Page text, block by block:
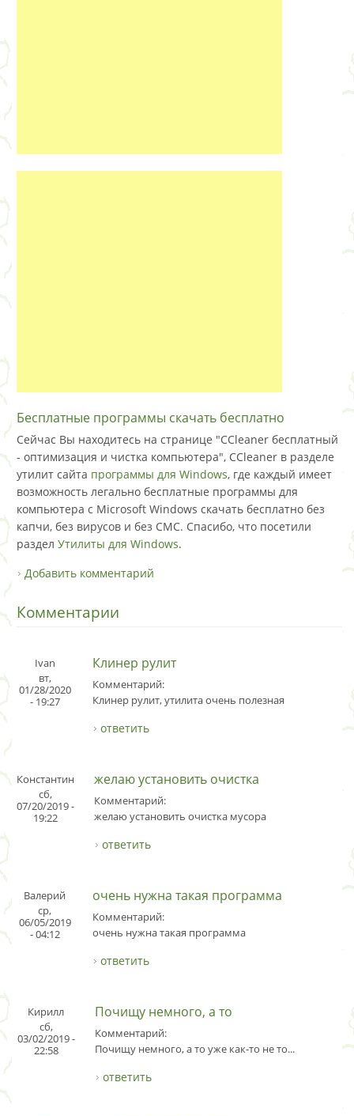
Бесплатные программы скачать бесплатно
Сейчас Вы находитесь на странице "CCleaner бесплатный
- оптимизация и чистка компьютера", CCleaner в разделе
утилит сайта программы для Windows, где каждый имеет
возможность легально бесплатные программы для
компьютера с Microsoft Windows скачать бесплатно без
капчи, без вирусов и без СМС. Спасибо, что посетили
раздел Утилиты для Windows.
Добавить комментарий
Комментарии
Ivan
вт,
01/28/2020
- 19:27
Клинер рулит
Комментарий:
Клинер рулит, утилита очень полезная
ответить
Константин
сб,
07/20/2019 -
19:22
желаю установить очистка
Комментарий:
желаю установить очистка мусора
ответить
Валерий
ср,
06/05/2019
- 04:12
очень нужна такая программа
Комментарий:
очень нужна такая программа
ответить
Кирилл
сб,
03/02/2019 -
22:58
Почищу немного, а то
Комментарий:
Почищу немного, а то уже как-то не то...
ответить